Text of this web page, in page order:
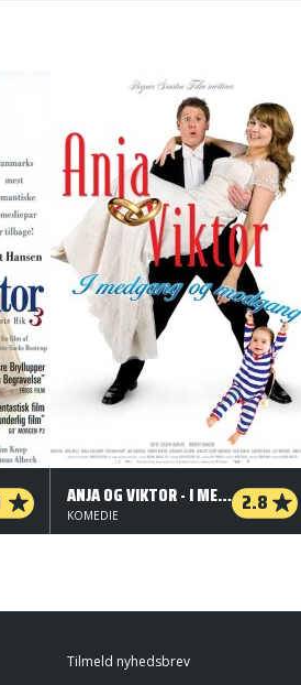
ANJA OG VIKTOR - I MEDGANG OG MODGANG 2.8
KOMEDIE
Tilmeld nyhedsbrev